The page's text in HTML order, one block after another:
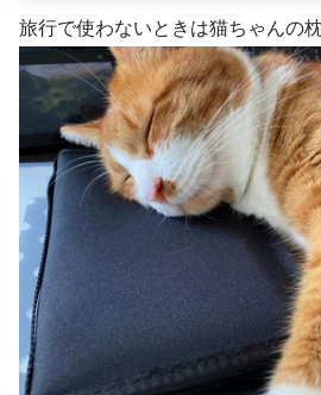
旅行で使わないときは猫ちゃんの